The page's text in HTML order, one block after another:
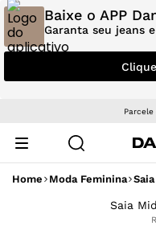
Baixe o APP
Garanta seu jeans
Home Moda Feminina Saia
Saia